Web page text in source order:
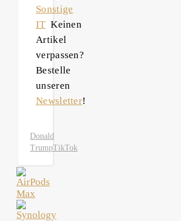
Sonstige
IT Keinen
Artikel
verpassen?
Bestelle
unseren
Newsletter!
Donald
TrumpTikTok